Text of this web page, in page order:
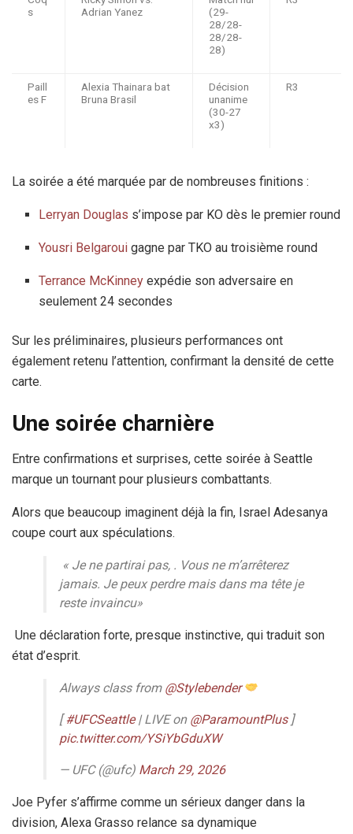
s
Adrian Yanez
(29-
28/28-
28/28-
28)
Paill
es F
Alexia Thainara bat
Bruna Brasil
Décision
unanime
(30-27
x3)
R3
La soirée a été marquée par de nombreuses finitions :
Lerryan Douglas s’impose par KO dès le premier round
Yousri Belgaroui gagne par TKO au troisième round
Terrance McKinney expédie son adversaire en
seulement 24 secondes
Sur les préliminaires, plusieurs performances ont
également retenu l’attention, confirmant la densité de cette
carte.
Une soirée charnière
Entre confirmations et surprises, cette soirée à Seattle
marque un tournant pour plusieurs combattants.
Alors que beaucoup imaginent déjà la fin, Israel Adesanya
coupe court aux spéculations.
« Je ne partirai pas, . Vous ne m’arrêterez
jamais. Je peux perdre mais dans ma tête je
reste invaincu»
Une déclaration forte, presque instinctive, qui traduit son
état d’esprit.
Always class from @Stylebender
[#UFCSeattle| LIVE on @ParamountPlus]
pic.twitter.com/YSiYbGduXW
— UFC (@ufc) March 29, 2026
Joe Pyfer s’affirme comme un sérieux danger dans la
division, Alexa Grasso relance sa dynamique